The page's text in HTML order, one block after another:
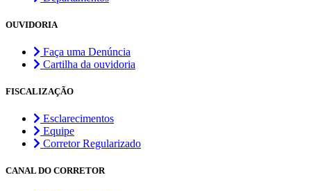
OUVIDORIA
Faça uma Denúncia
Cartilha da ouvidoria
FISCALIZAÇÃO
Esclarecimentos
Equipe
Corretor Regularizado
CANAL DO CORRETOR